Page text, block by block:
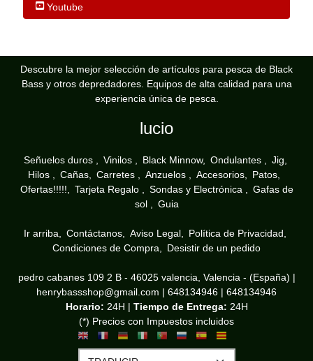
Youtube
Descubre la mejor selección de artículos para pesca de Black
Bass y otros depredadores. Equipos de alta calidad para una
experiencia única de pesca.
lucio
Señuelos duros Vinilos Black Minnow Ondulantes
Jig
Hilos
Cañas Carretes Anzuelos Accesorios
Patos
Ofertas!!!!!
Tarjeta Regalo Sondas y Electrónica
Gafas de
sol
Guia
Ir arriba Contáctanos Aviso Legal
Política de Privacidad
Condiciones de Compra
Desistir de un pedido
pedro cabanes 109 2 B - 46025 valencia, Valencia - (España) |
henrybassshop@gmail.com | 648134946 | 648134946
Horario: 24H | Tiempo de Entrega: 24H
(*) Precios con Impuestos incluidos